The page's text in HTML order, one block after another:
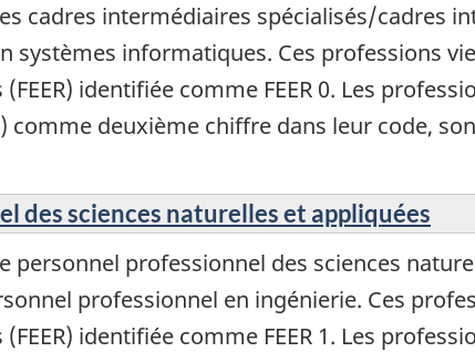
cadres intermédiaires spécialisés/cadres
systèmes informatiques. Ces professions
identifiée comme FEER 0. Les
comme deuxième chiffre dans leur code,
des sciences naturelles et appliquées
personnel professionnel des sciences
professionnel en ingénierie. Ces
identifiée comme FEER 1. Les